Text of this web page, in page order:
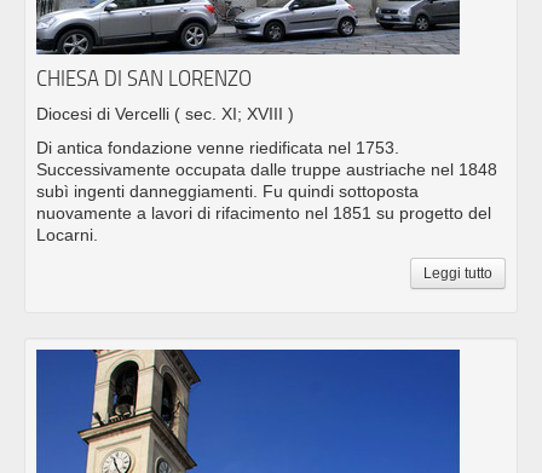
CHIESA DI SAN LORENZO
Diocesi di Vercelli ( sec. XI; XVIII )
Di antica fondazione venne riedificata nel 1753.
Successivamente occupata dalle truppe austriache nel 1848
subì ingenti danneggiamenti. Fu quindi sottoposta
nuovamente a lavori di rifacimento nel 1851 su progetto del
Locarni.
Leggi tutto